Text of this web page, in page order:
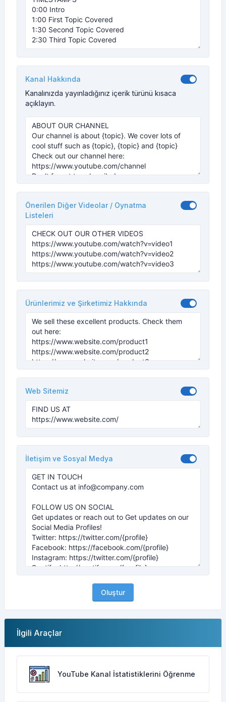
Kanal Hakkında
Kanalınızda yayınladığınız içerik türünü kısaca
açıklayın.
Önerilen Diğer Videolar / Oynatma
Listeleri
Ürünlerimiz ve Şirketimiz Hakkında
Web Sitemiz
İletişim ve Sosyal Medya
Oluştur
İlgili Araçlar
YouTube Kanal İstatistiklerini Öğrenme